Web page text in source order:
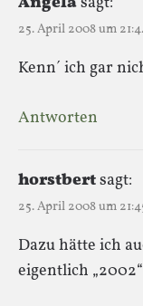
25. April 2008 um
Kenn´ ich gar
Antworten
horstbertsagt:
25. April 2008 um
Dazu hätte ich
eigentlich